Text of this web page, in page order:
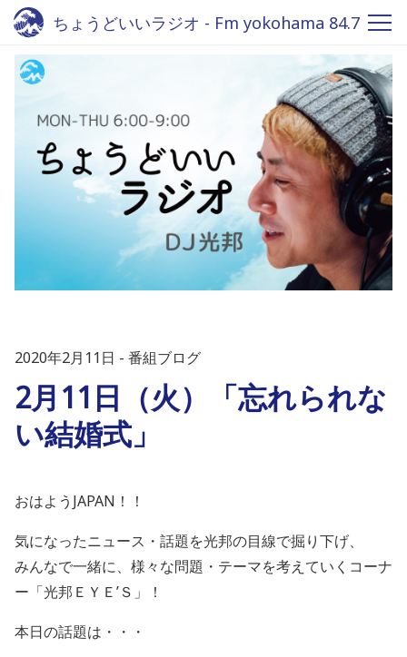
ちょうどいいラジオ - Fm yokohama 84.7
2020年2月11日 番組ブログ
2月11日（火）「忘れられな
い結婚式」
おはようJAPAN！！
気になったニュース・話題を光邦の目線で掘り下げ、
みんなで一緒に、様々な問題・テーマを考えていくコーナ
ー「光邦ＥＹＥ’Ｓ」！
本日の話題は・・・